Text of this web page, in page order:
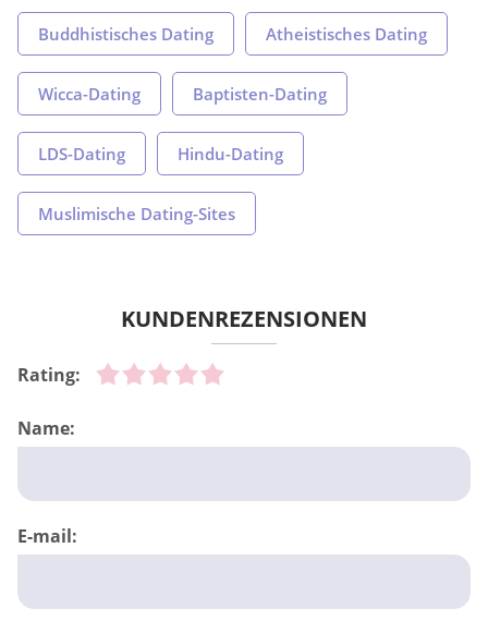
Buddhistisches Dating Atheistisches Dating
Wicca-Dating Baptisten-Dating
LDS-Dating Hindu-Dating
Muslimische Dating-Sites
KUNDENREZENSIONEN
Rating:
Name:
E-mail: